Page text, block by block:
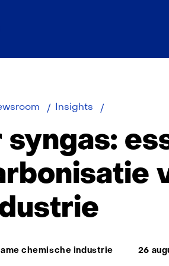
Insights
essentieel
de
chemische industrie 26